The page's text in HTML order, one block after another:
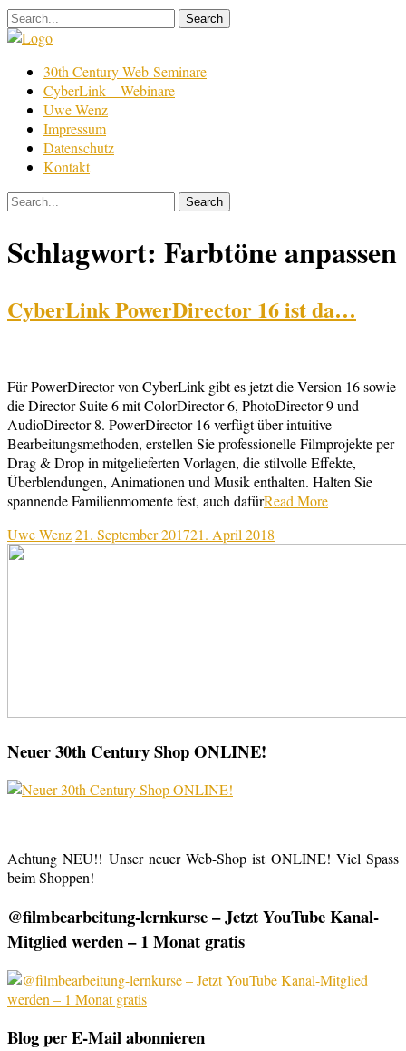
Skip
to
Film
Bearbeitung
30th Century Web-Seminare
CyberLink – Webinare
Uwe Wenz
Impressum
Datenschutz
Kontakt
Schlagwort: Farbtöne anpassen
CyberLink PowerDirector 16 ist da…
Für PowerDirector von CyberLink gibt es jetzt die Version 16 sowie
die Director Suite 6 mit ColorDirector 6, PhotoDirector 9 und
AudioDirector 8. PowerDirector 16 verfügt über intuitive
Bearbeitungsmethoden, erstellen Sie professionelle Filmprojekte per
Drag & Drop in mitgelieferten Vorlagen, die stilvolle Effekte,
Überblendungen, Animationen und Musik enthalten. Halten Sie
spannende Familienmomente fest, auch dafürRead More
Uwe Wenz21. September 201721. April 2018
Neuer 30th Century Shop ONLINE!
Achtung NEU!! Unser neuer Web-Shop ist ONLINE! Viel Spass
beim Shoppen!
@filmbearbeitung-lernkurse – Jetzt YouTube Kanal-
Mitglied werden – 1 Monat gratis
Blog per E-Mail abonnieren